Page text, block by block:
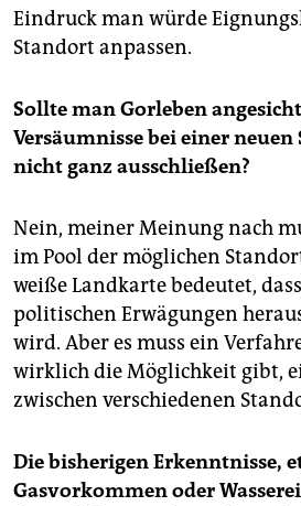
Eindruck man würde
Standort anpassen.
Sollte man Gorleben
Versäumnisse bei einer
nicht ganz ausschließen?
Nein, meiner Meinung nach
im Pool der möglichen
weiße Landkarte bedeutet,
politischen Erwägungen
wird. Aber es muss ein
wirklich die Möglichkeit gibt,
zwischen verschiedenen
Die bisherigen Erkenntnisse,
Gasvorkommen oder